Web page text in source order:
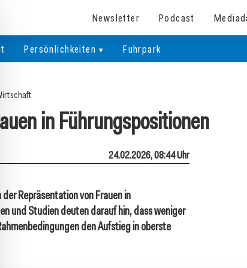
Newsletter Podcast
Persönlichkeiten Fuhrpark
in Führungspositionen
24.02.2026, 08:44 Uhr
Repräsentation von Frauen in
und Studien deuten darauf hin, dass weniger
den Aufstieg in oberste